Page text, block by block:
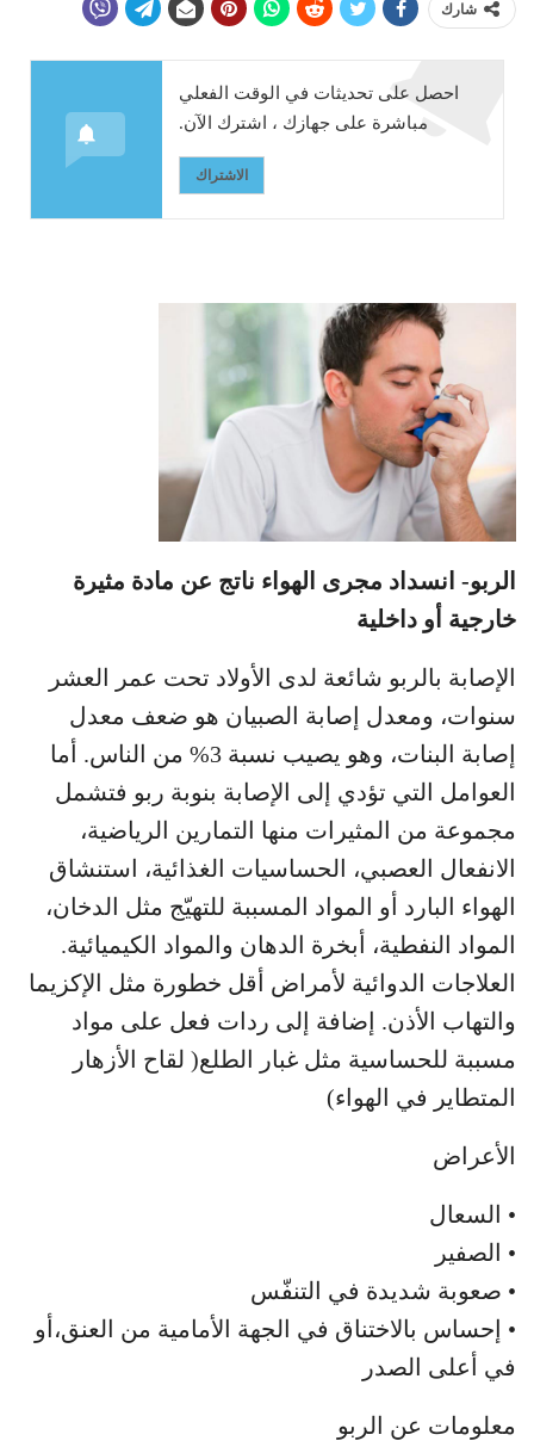
شارك
احصل على تحديثات في الوقت الفعلي
مباشرة على جهازك ، اشترك الآن.
الاشتراك
الربو- انسداد مجرى الهواء ناتج عن مادة مثيرة
خارجية أو داخلية
الإصابة بالربو شائعة لدى الأولاد تحت عمر العشر
سنوات، ومعدل إصابة الصبيان هو ضعف معدل
إصابة البنات، وهو يصيب نسبة 3% من الناس. أما
العوامل التي تؤدي إلى الإصابة بنوبة ربو فتشمل
مجموعة من المثيرات منها التمارين الرياضية،
الانفعال العصبي، الحساسيات الغذائية، استنشاق
الهواء البارد أو المواد المسببة للتهيّج مثل الدخان،
المواد النفطية، أبخرة الدهان والمواد الكيميائية.
العلاجات الدوائية لأمراض أقل خطورة مثل الإكزيما
والتهاب الأذن. إضافة إلى ردات فعل على مواد
مسببة للحساسية مثل غبار الطلع( لقاح الأزهار
المتطاير في الهواء)
الأعراض
• السعال
• الصفير
• صعوبة شديدة في التنفّس
• إحساس بالاختناق في الجهة الأمامية من العنق،أو
في أعلى الصدر
معلومات عن الربو